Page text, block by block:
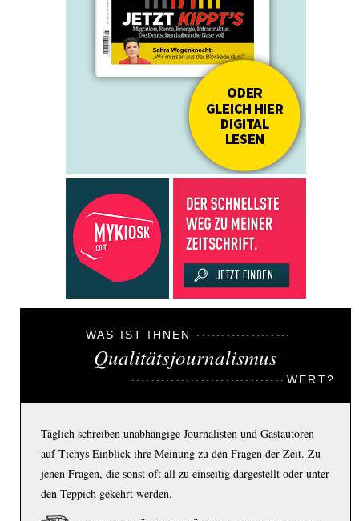
WAS IST IHNEN
Qualitätsjournalismus
WERT?
Täglich schreiben unabhängige Journalisten und Gastautoren
auf Tichys Einblick ihre Meinung zu den Fragen der Zeit. Zu
jenen Fragen, die sonst oft all zu einseitig dargestellt oder unter
den Teppich gekehrt werden.